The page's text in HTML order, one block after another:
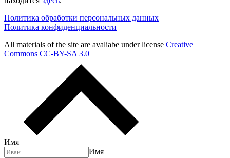
Политика обработки персональных данных
Политика конфиденциальности
All materials of the site are avaliabe under license Creative
Commons СС-BY-SA 3.0
Имя
Имя